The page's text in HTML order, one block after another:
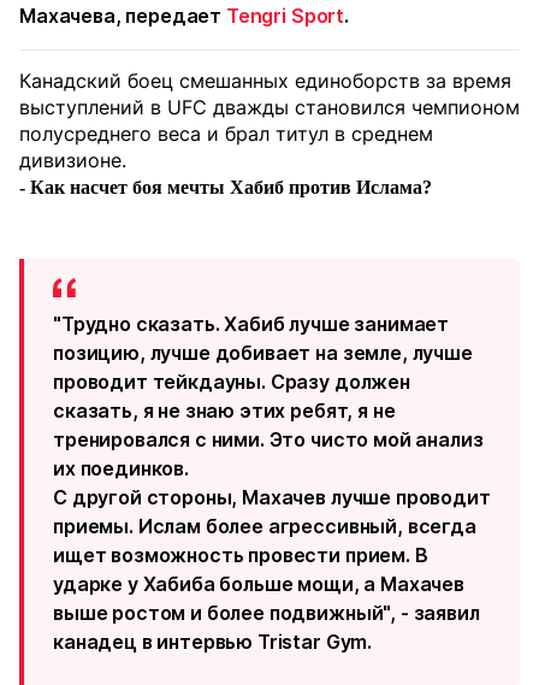
Махачева, передает Tengri Sport.
Канадский боец смешанных единоборств за время
выступлений в UFC дважды становился чемпионом
полусреднего веса и брал титул в среднем
дивизионе.
- Как насчет боя мечты Хабиб против Ислама?
"Трудно сказать. Хабиб лучше занимает
позицию, лучше добивает на земле, лучше
проводит тейкдауны. Сразу должен
сказать, я не знаю этих ребят, я не
тренировался с ними. Это чисто мой анализ
их поединков.
С другой стороны, Махачев лучше проводит
приемы. Ислам более агрессивный, всегда
ищет возможность провести прием. В
ударке у Хабиба больше мощи, а Махачев
выше ростом и более подвижный", - заявил
канадец в интервью Tristar Gym.